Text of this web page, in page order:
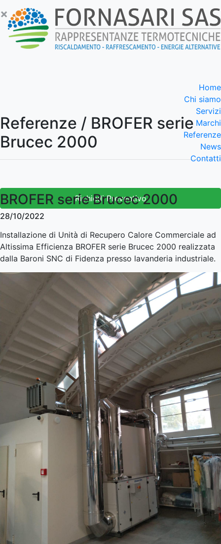
×
Home
Chi siamo
Servizi
Marchi
Referenze
News
Contatti
Richiedi Preventivo
Referenze / BROFER serie
Brucec 2000
BROFER serie Brucec 2000
28/10/2022
Installazione di Unità di Recupero Calore Commerciale ad
Altissima Efficienza BROFER serie Brucec 2000 realizzata
dalla Baroni SNC di Fidenza presso lavanderia industriale.